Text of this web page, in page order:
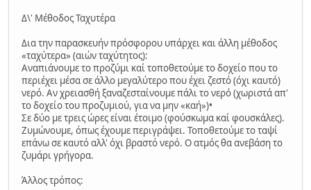
Δ\' Μέθοδος Ταχυτέρα
Δια την παρασκευήν πρόσφορου υπάρχει και άλλη μέθοδος
«ταχύτερα» (αιών ταχύτητος):
Αναπιάνουμε το προζύμι καί τοποθετούμε το δοχείο που το
περιέχει μέσα σε άλλο μεγαλύτερο που έχει ζεστό (όχι καυτό)
νερό. Αν χρειασθή ξαναζεσταίνουμε πάλι το νερό (χωριστά απ'
το δοχείο του προζυμιού, για να μην «καή»)•
Σε δύο με τρεις ώρες είναι έτοιμο (φούσκωμα καί φουσκάλες).
Ζυμώνουμε, όπως έχουμε περιγράψει. Τοποθετούμε το ταψί
επάνω σε καυτό αλλ' όχι βραστό νερό. Ο ατμός θα ανεβάση το
ζυμάρι γρήγορα.
Άλλος τρόπος: